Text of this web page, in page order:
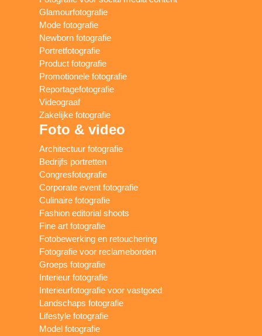
Glamourfotografie
Mode fotografie
Newborn fotografie
Portretfotografie
Product fotografie
Promotionele fotografie
Reportagefotografie
Videograaf
Zakelijke fotografie
Foto & video
Architectuur fotografie
Bedrijfs portretten
Congresfotografie
Corporate event fotografie
Culinaire fotografie
Fashion editorial shoots
Fine art fotografie
Fotobewerking en retouchering
Fotografie voor reclameborden
Groeps fotografie
Interieur fotografie
Interieurfotografie voor vastgoed
Landschaps fotografie
Lifestyle fotografie
Model fotografie